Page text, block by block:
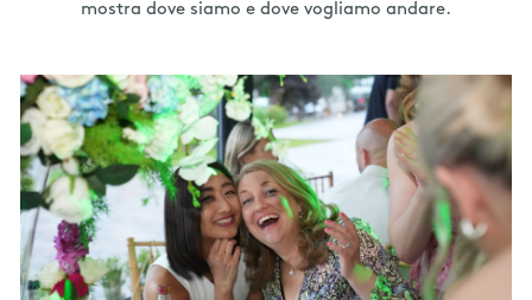
mostra dove siamo e dove vogliamo andare.